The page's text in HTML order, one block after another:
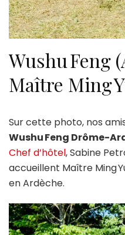
Wushu Feng
Maître Ming
Sur cette photo, nos
Wushu Feng Drôme-
Chef d’hôtel, Sabine
accueillent Maître Ming
en Ardèche.